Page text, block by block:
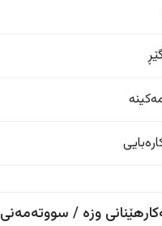
وزە / سووتەمەنی